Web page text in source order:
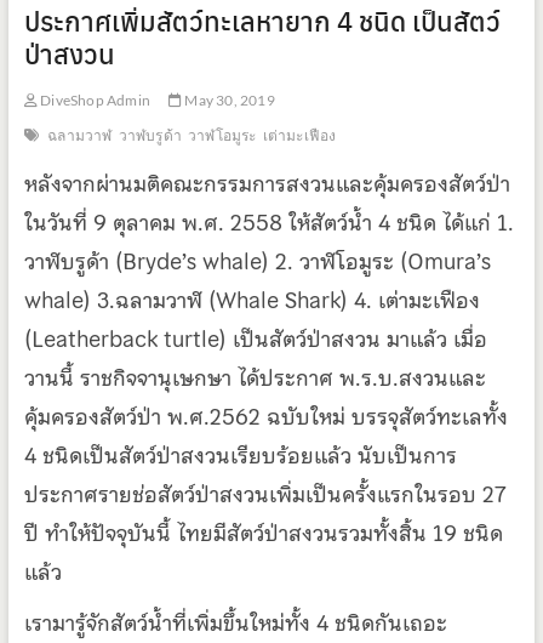
ประกาศเพิ่มสัตว์ทะเลหายาก 4 ชนิด เป็นสัตว์
ป่าสงวน
DiveShop Admin
May 30, 2019
ฉลามวาฬ วาฬบรูด้า วาฬโอมูระ เต่ามะเฟือง
หลังจากผ่านมติคณะกรรมการสงวนและคุ้มครองสัตว์ป่า
ในวันที่ 9 ตุลาคม พ.ศ. 2558 ให้สัตว์น้ำ 4 ชนิด ได้แก่ 1.
วาฬบรูด้า (Bryde’s whale) 2. วาฬโอมูระ (Omura’s
whale) 3.ฉลามวาฬ (Whale Shark) 4. เต่ามะเฟือง
(Leatherback turtle) เป็นสัตว์ป่าสงวน มาแล้ว เมื่อ
วานนี้ ราชกิจจานุเษกษา ได้ประกาศ พ.ร.บ.สงวนและ
คุ้มครองสัตว์ป่า พ.ศ.2562 ฉบับใหม่ บรรจุสัตว์ทะเลทั้ง
4 ชนิดเป็นสัตว์ป่าสงวนเรียบร้อยแล้ว นับเป็นการ
ประกาศรายช่อสัตว์ป่าสงวนเพิ่มเป็นครั้งแรกในรอบ 27
ปี ทำให้ปัจจุบันนี้ ไทยมีสัตว์ป่าสงวนรวมทั้งสิ้น 19 ชนิด
แล้ว
เรามารู้จักสัตว์น้ำที่เพิ่มขึ้นใหม่ทั้ง 4 ชนิดกันเถอะ